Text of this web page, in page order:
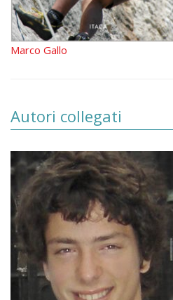
Marco Gallo
Autori collegati